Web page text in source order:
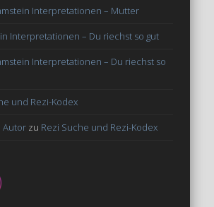
Interpretationen – Mutter
Interpretationen – Du riechst so gut
Interpretationen – Du riechst so
und Rezi-Kodex
Autor zu Rezi Suche und Rezi-Kodex